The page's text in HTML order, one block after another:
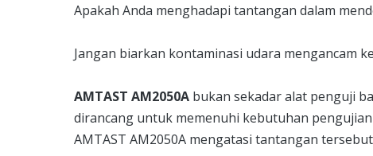
Apakah Anda menghadapi tantangan dalam
Jangan biarkan kontaminasi udara mengancam
AMTAST AM2050A bukan sekadar alat penguji
dirancang untuk memenuhi kebutuhan
AMTAST AM2050A mengatasi tantangan